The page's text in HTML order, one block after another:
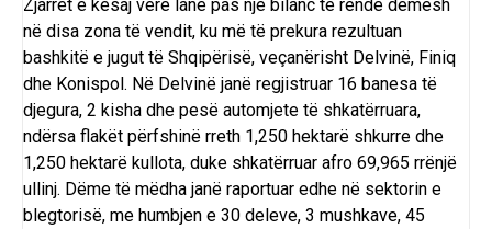
Zjarret e kësaj vere lanë pas një bilanc të rëndë dëmesh
në disa zona të vendit, ku më të prekura rezultuan
bashkitë e jugut të Shqipërisë, veçanërisht Delvinë, Finiq
dhe Konispol. Në Delvinë janë regjistruar 16 banesa të
djegura, 2 kisha dhe pesë automjete të shkatërruara,
ndërsa flakët përfshinë rreth 1,250 hektarë shkurre dhe
1,250 hektarë kullota, duke shkatërruar afro 69,965 rrënjë
ullinj. Dëme të mëdha janë raportuar edhe në sektorin e
blegtorisë, me humbjen e 30 deleve, 3 mushkave, 45